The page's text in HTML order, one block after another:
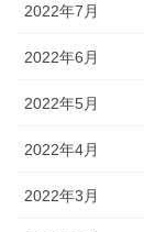
2022年7月
2022年6月
2022年5月
2022年4月
2022年3月